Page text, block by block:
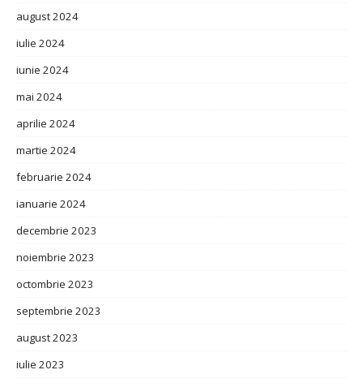
august 2024
iulie 2024
iunie 2024
mai 2024
aprilie 2024
martie 2024
februarie 2024
ianuarie 2024
decembrie 2023
noiembrie 2023
octombrie 2023
septembrie 2023
august 2023
iulie 2023